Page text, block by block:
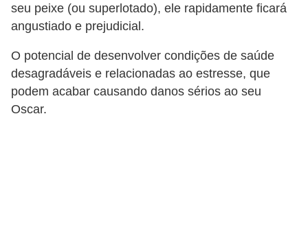
seu peixe (ou superlotado), ele rapidamente ficará
angustiado e prejudicial.
O potencial de desenvolver condições de saúde
desagradáveis ​​e relacionadas ao estresse, que
podem acabar causando danos sérios ao seu
Oscar.
P
r
o
d
u
t